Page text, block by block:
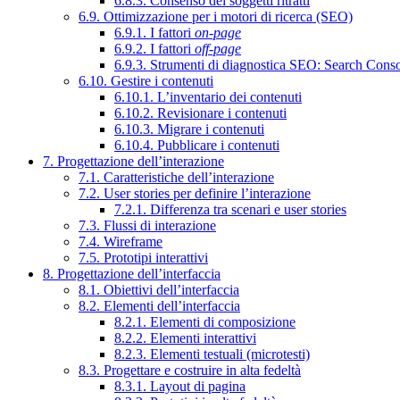
6.9. Ottimizzazione per i motori di ricerca (SEO)
6.9.1. I fattori on-page
6.9.2. I fattori off-page
6.9.3. Strumenti di diagnostica SEO: Search
6.10. Gestire i contenuti
6.10.1. L’inventario dei contenuti
6.10.2. Revisionare i contenuti
6.10.3. Migrare i contenuti
6.10.4. Pubblicare i contenuti
7. Progettazione dell’interazione
7.1. Caratteristiche dell’interazione
7.2. User stories per definire l’interazione
7.2.1. Differenza tra scenari e user stories
7.3. Flussi di interazione
7.4. Wireframe
7.5. Prototipi interattivi
8. Progettazione dell’interfaccia
8.1. Obiettivi dell’interfaccia
8.2. Elementi dell’interfaccia
8.2.1. Elementi di composizione
8.2.2. Elementi interattivi
8.2.3. Elementi testuali (microtesti)
8.3. Progettare e costruire in alta fedeltà
8.3.1. Layout di pagina